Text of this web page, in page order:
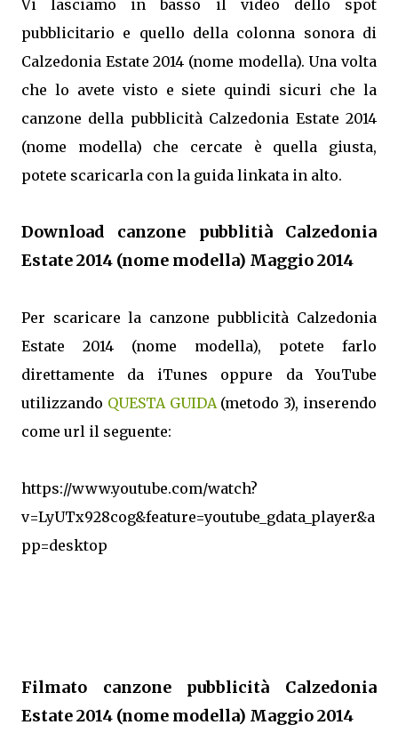
Vi lasciamo in basso il video dello spot
pubblicitario e quello della colonna sonora di
Calzedonia Estate 2014 (nome modella). Una volta
che lo avete visto e siete quindi sicuri che la
canzone della pubblicità Calzedonia Estate 2014
(nome modella) che cercate è quella giusta,
potete scaricarla con la guida linkata in alto.
Download canzone pubblitià Calzedonia
Estate 2014 (nome modella) Maggio 2014
Per scaricare la canzone pubblicità Calzedonia
Estate 2014 (nome modella), potete farlo
direttamente da iTunes oppure da YouTube
utilizzando QUESTA GUIDA (metodo 3), inserendo
come url il seguente:
https://www.youtube.com/watch?
v=LyUTx928cog&feature=youtube_gdata_player&a
pp=desktop
Filmato canzone pubblicità Calzedonia
Estate 2014 (nome modella) Maggio 2014